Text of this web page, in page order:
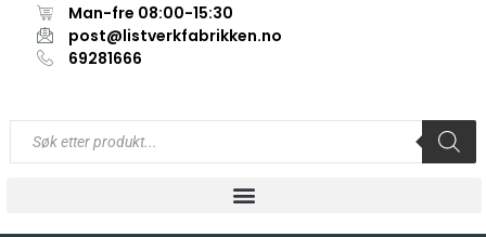
Man-fre 08:00-15:30
post@listverkfabrikken.no
69281666